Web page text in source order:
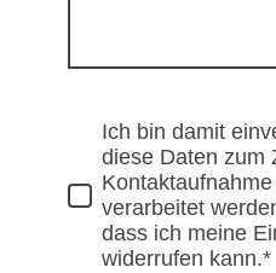
Ich bin damit
diese Daten zum
verarbeitet
dass ich meine
widerrufen kann.*